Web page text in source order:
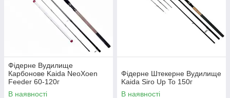
Фідерне Вудилище
Карбонове Kaida NeoXoen
Feeder 60-120г
В наявності
Фідерне Штекерне Вудилище
Kaida Siro Up To 150г
В наявності